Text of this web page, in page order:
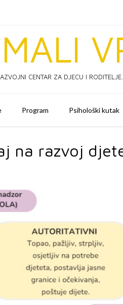
CENTAR ZA DJECU I RODITELJE.
Program Psihološki kutak
na razvoj